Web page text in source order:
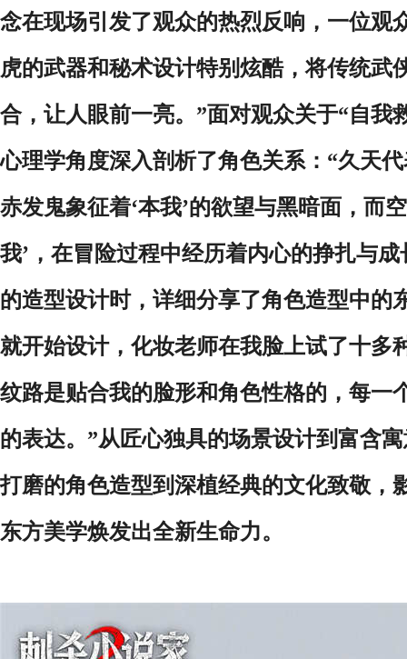
念在现场引发了观众的热烈反响，一位观
虎的武器和秘术设计特别炫酷，将传统武
合，让人眼前一亮。”面对观众关于“自我
心理学角度深入剖析了角色关系：“久天
赤发鬼象征着‘本我’的欲望与黑暗面，而
我’，在冒险过程中经历着内心的挣扎与
的造型设计时，详细分享了角色造型中的
就开始设计，化妆老师在我脸上试了十多
纹路是贴合我的脸形和角色性格的，每一
的表达。 ”从匠心独具的场景设计到富含
打磨的角色造型到深植经典的文化致敬，
东方美学焕发出全新生命力。